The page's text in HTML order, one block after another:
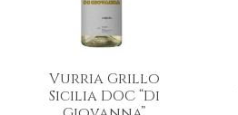
Vurria Grillo
Sicilia DOC “Di